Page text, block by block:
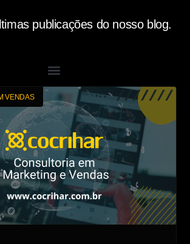
publicações do nosso blog.
VENDAS